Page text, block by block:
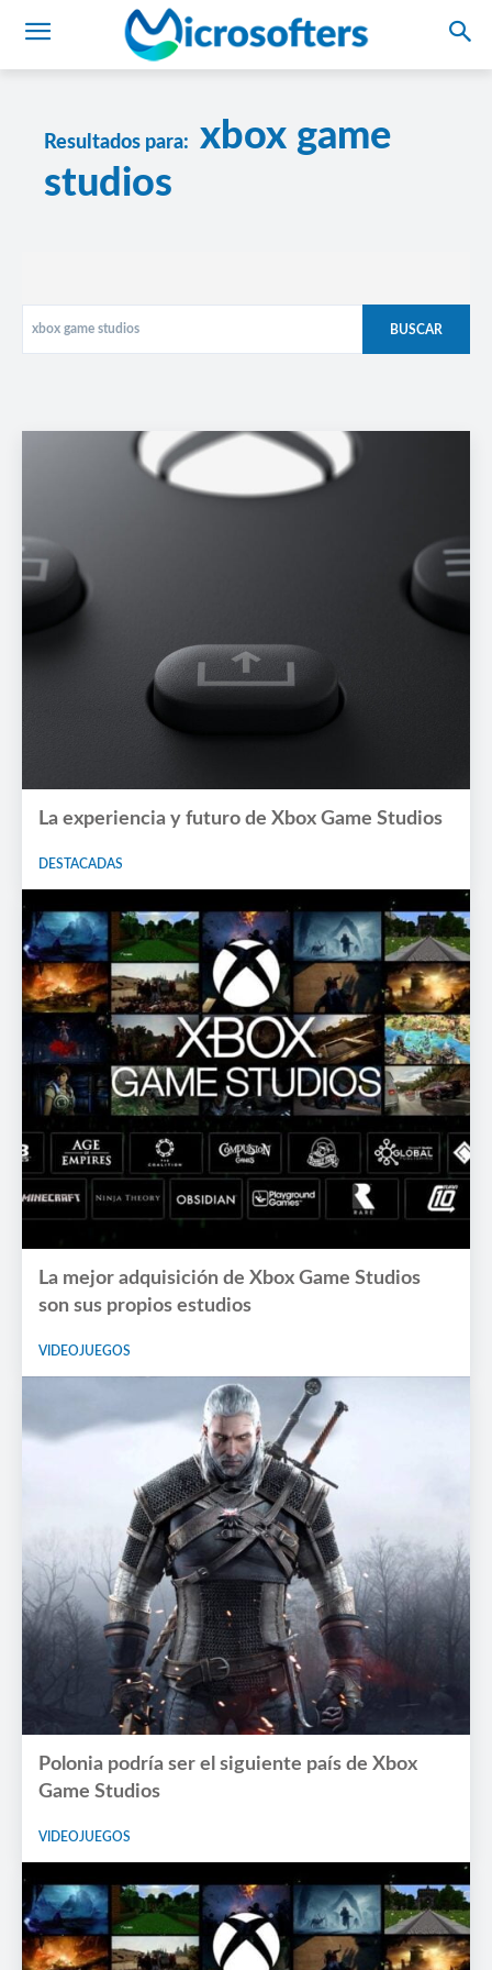
Resultados para:
xbox game
studios
BUSCAR
La experiencia y futuro de Xbox Game Studios
DESTACADAS
La mejor adquisición de Xbox Game Studios
son sus propios estudios
VIDEOJUEGOS
Polonia podría ser el siguiente país de Xbox
Game Studios
VIDEOJUEGOS